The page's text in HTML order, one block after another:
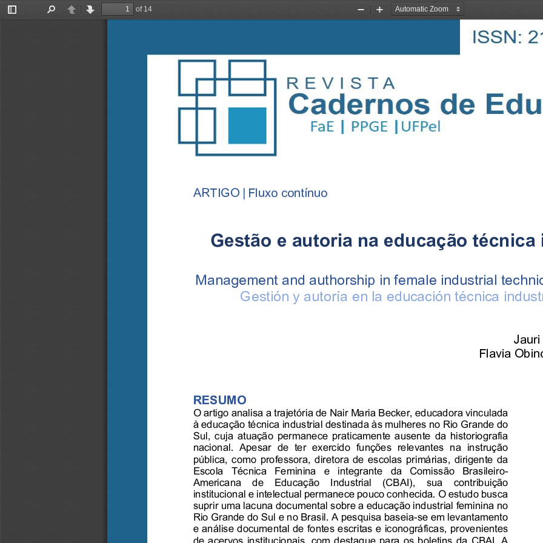
Toggle
PreviousNext
of 14
Zoom
Zoom
ARTIGO | Fluxo contínuo
Gestão e autoria na educação
Management and authorship in female industrial
Gestión y autoría en la educación técnica
Jauri
Flavia
RESUMO
O artigo analisa a trajetória de Nair Maria Becker, educadora vinculada
à educação técnica industrial destinada às mulheres no Rio Grande do
Sul, cuja atuação permanece praticamente ausente da historiografia
nacional.  Apesar  de  ter  exercido  funções  relevantes  na  instrução
pública, como professora, diretora de escolas primárias, dirigente da
Escola  Técnica  Feminina  e  integrante  da  Comissão  Brasileiro-
Americana  de  Educação  Industrial  (CBAI),  sua  contribuição
institucional e intelectual permanece pouco conhecida. O estudo busca
suprir uma lacuna documental sobre a educação industrial feminina no
Rio Grande do Sul e no Brasil. A pesquisa baseia-se em levantamento
e análise documental de fontes escritas e iconográficas, provenientes
de acervos institucionais, com destaque para os boletins da CBAI. A